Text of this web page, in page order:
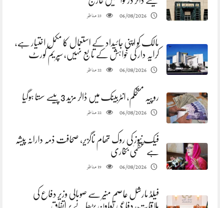
06/08/2026
23مناظر
مالک کو اپنی جائیداد کے استعمال کا مکمل اختیار ہے،
کرایہ دار کی خواہش کے تابع نہیں، سپریم کورٹ
06/08/2026
22مناظر
روپیہ مستحکم، انٹربینک میں ڈالر مزید 3 پیسے سستا ہوگیا
06/08/2026
22مناظر
فیک نیوز کی روک تھام ناگزیر، صحافت ذمہ دارانہ پیشہ
ہے عظمیٰ بخاری
06/08/2026
19مناظر
فیلڈ مارشل عاصم منیر سے صومالی وزیر دفاع کی
ملاقات، دفاعی تعاون بڑھانے پر اتفاق